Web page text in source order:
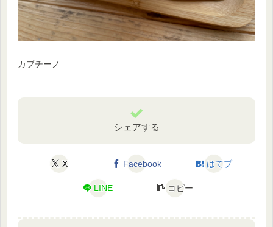
カプチーノ
シェアする
X Facebook はてブ
LINE コピー